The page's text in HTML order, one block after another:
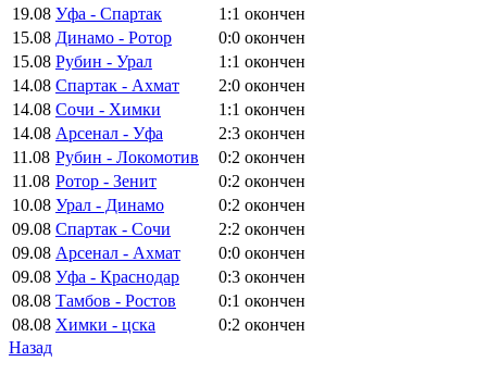
19.08 Уфа - Спартак 1:1 окончен
15.08 Динамо - Ротор 0:0 окончен
15.08 Рубин - Урал 1:1 окончен
14.08 Спартак - Ахмат 2:0 окончен
14.08 Сочи - Химки 1:1 окончен
14.08 Арсенал - Уфа 2:3 окончен
11.08 Рубин - Локомотив 0:2 окончен
11.08 Ротор - Зенит 0:2 окончен
10.08 Урал - Динамо 0:2 окончен
09.08 Спартак - Сочи 2:2 окончен
09.08 Арсенал - Ахмат 0:0 окончен
09.08 Уфа - Краснодар 0:3 окончен
08.08 Тамбов - Ростов 0:1 окончен
08.08 Химки - цска 0:2 окончен
Назад